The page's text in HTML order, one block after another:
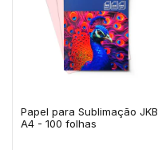
Papel para Sublimação JKB
A4 - 100 folhas